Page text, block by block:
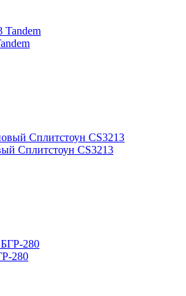
Сплитстоун CS3213
280